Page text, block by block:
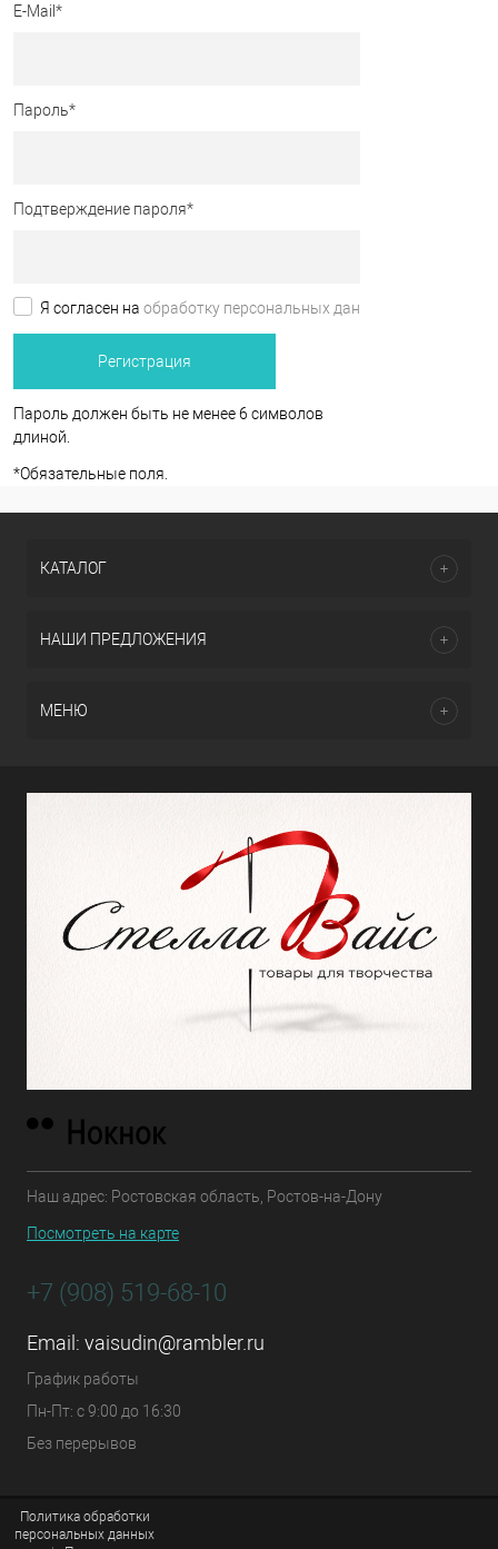
E-Mail *
Пароль*
Подтверждение пароля*
Я согласен на обработку персональных данных.
Пароль должен быть не менее 6 символов
длиной.
*Обязательные поля.
КАТАЛОГ
НАШИ ПРЕДЛОЖЕНИЯ
МЕНЮ
Наш адрес: Ростовская область, Ростов-на-Дону
Посмотреть на карте
+7 (908) 519-68-10
Email: vaisudin@rambler.ru
График работы
Пн-Пт: с 9:00 до 16:30
Без перерывов
Политика обработки
персональных данных